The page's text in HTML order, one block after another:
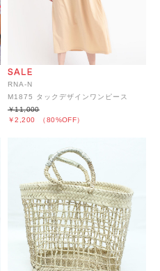
RNA-N
M1875 タックデザインワンピース
￥2,200 （80%OFF）
￥11,000